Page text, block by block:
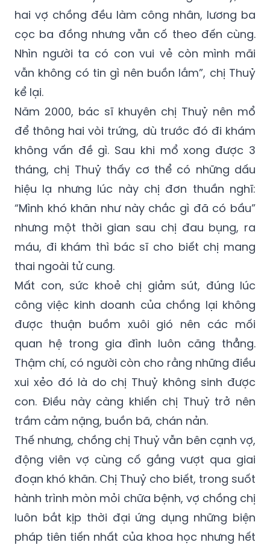
hai vợ chồng đều làm công nhân, lương ba
cọc ba đồng nhưng vẫn cố theo đến cùng.
Nhìn người ta có con vui vẻ còn mình mãi
vẫn không có tin gì nên buồn lắm”, chị Thuỷ
kể lại.
Năm 2000, bác sĩ khuyên chị Thuỷ nên mổ
để thông hai vòi trứng, dù trước đó đi khám
không vấn đề gì. Sau khi mổ xong được 3
tháng, chị Thuỷ thấy cơ thể có những dấu
hiệu lạ nhưng lúc này chị đơn thuần nghĩ:
“Mình khó khăn như này chắc gì đã có bầu”
nhưng một thời gian sau chị đau bụng, ra
máu, đi khám thì bác sĩ cho biết chị mang
thai ngoài tử cung.
Mất con, sức khoẻ chị giảm sút, đúng lúc
công việc kinh doanh của chồng lại không
được thuận buồm xuôi gió nên các mối
quan hệ trong gia đình luôn căng thẳng.
Thậm chí, có người còn cho rằng những điều
xui xẻo đó là do chị Thuỷ không sinh được
con. Điều này càng khiến chị Thuỷ trở nên
trầm cảm nặng, buồn bã, chán nản.
Thế nhưng, chồng chị Thuỷ vẫn bên cạnh vợ,
động viên vợ cùng cố gắng vượt qua giai
đoạn khó khăn. Chị Thuỷ cho biết, trong suốt
hành trình mòn mỏi chữa bệnh, vợ chồng chị
luôn bắt kịp thời đại ứng dụng những biện
pháp tiên tiến nhất của khoa học nhưng hết